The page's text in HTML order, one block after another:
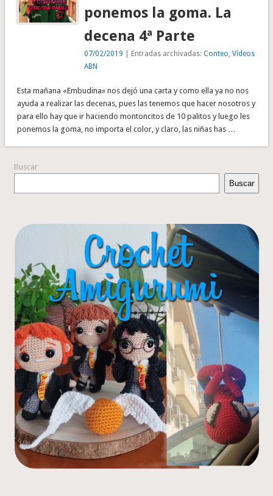
ponemos la goma. La
decena 4ª Parte
07/02/2019 | Entradas archivadas:Conteo ,Vídeos
ABN
Esta mañana «Embudina» nos dejó una carta y como ella ya no nos
ayuda a realizar las decenas, pues las tenemos que hacer nosotros y
para ello hay que ir haciendo montoncitos de 10 palitos y luego les
ponemos la goma, no importa el color, y claro, las niñas has …
Buscar
Buscar